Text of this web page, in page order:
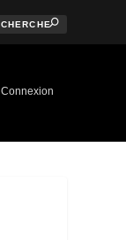
Connexion